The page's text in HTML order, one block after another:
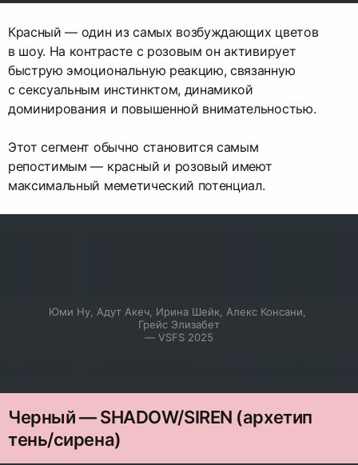
Красный — один из самых возбуждающих цветов
в шоу. На контрасте с розовым он активирует
быструю эмоциональную реакцию, связанную
с сексуальным инстинктом, динамикой
доминирования и повышенной внимательностью.
Этот сегмент обычно становится самым
репостимым — красный и розовый имеют
максимальный меметический потенциал.
Юми Ну, Адут Акеч, Ирина Шейк, Алекс Консани,
Грейс Элизабет
— VSFS 2025
Черный — SHADOW/SIREN (архетип
тень/сирена)